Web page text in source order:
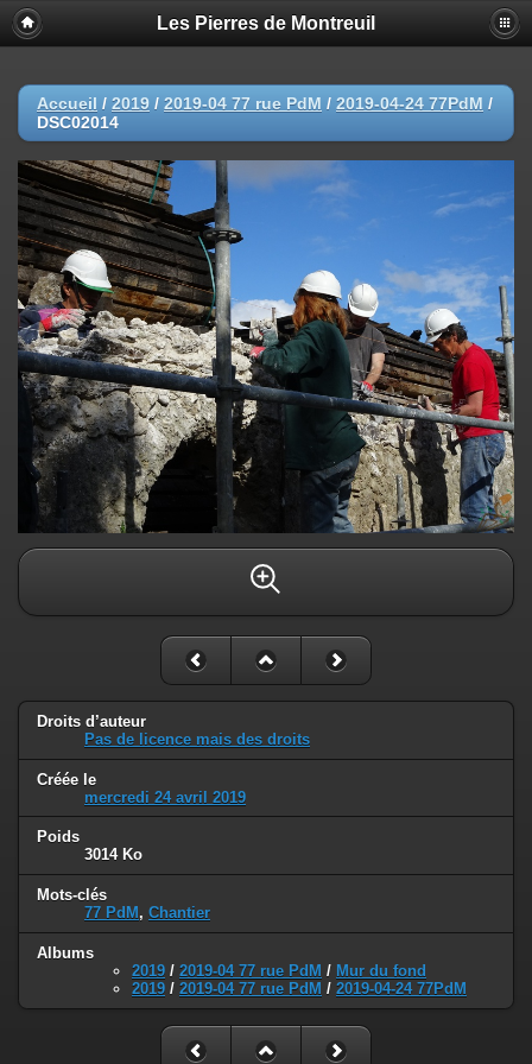
Les Pierres de Montreuil
Accueil / 2019 / 2019-04 77 rue PdM / 2019-04-24 77PdM /
DSC02014
Droits d’auteur
Pas de licence mais des droits
Créée le
mercredi 24 avril 2019
Poids
3014 Ko
Mots-clés
77 PdM , Chantier
Albums
2019 / 2019-04 77 rue PdM / Mur du fond
2019 / 2019-04 77 rue PdM / 2019-04-24 77PdM